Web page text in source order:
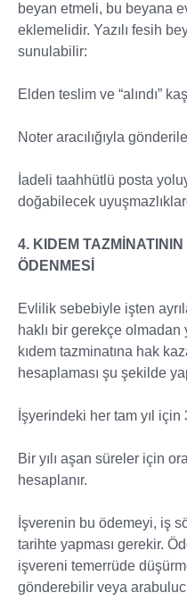
beyan etmeli, bu beyana
eklemelidir. Yazılı fesih
sunulabilir:
Elden teslim ve “alındı”
Noter aracılığıyla
İadeli taahhütlü posta
doğabilecek
4. KIDEM
ÖDENMESİ
Evlilik sebebiyle işten
haklı bir gerekçe olmadan
kıdem tazminatına hak
hesaplaması şu şekilde
İşyerindeki her tam yıl
Bir yılı aşan süreler için
hesaplanır.
İşverenin bu ödemeyi, iş
tarihte yapması gerekir.
işvereni temerrüde
gönderebilir veya